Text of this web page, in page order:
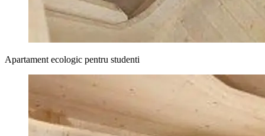
Apartament ecologic pentru studenti